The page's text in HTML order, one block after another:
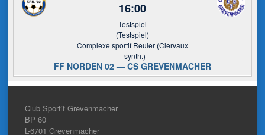
16:00
Testspiel
(Testspiel)
Complexe sportif Reuler (Clervaux
- synth.)
FF NORDEN 02 — CS GREVENMACHER
Club Sportif Grevenmacher
BP 60
L-6701 Grevenmacher